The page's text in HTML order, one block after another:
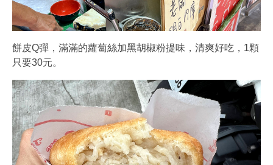
餅皮Q彈，滿滿的蘿蔔絲加黑胡椒粉提味，清爽好吃，1顆
只要30元。